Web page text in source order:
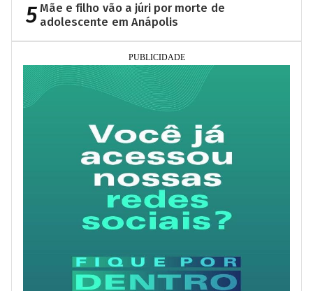
5 Mãe e filho vão a júri por morte de
adolescente em Anápolis